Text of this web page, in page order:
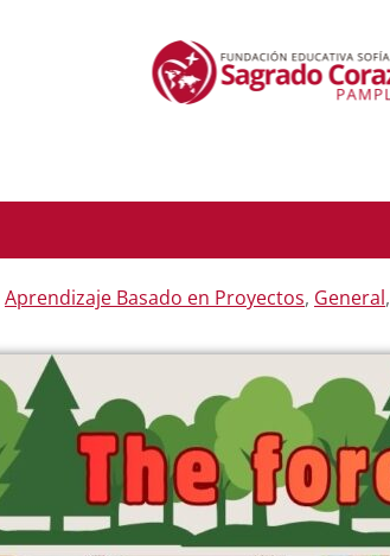
Aprendizaje Basado en Proyectos, General,